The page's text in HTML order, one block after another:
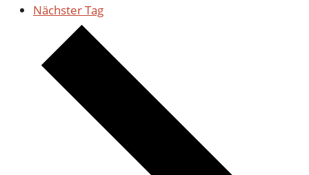
Nächster Tag